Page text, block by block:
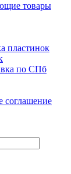
товары
пластинок
по СПб
соглашение